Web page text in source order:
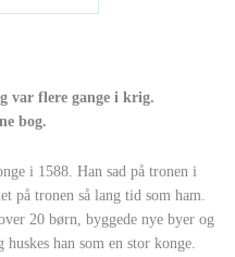
var flere gange i krig.
bog.
i 1588. Han sad på tronen i
på tronen så lang tid som ham.
20 børn, byggede nye byer og
han som en stor konge.